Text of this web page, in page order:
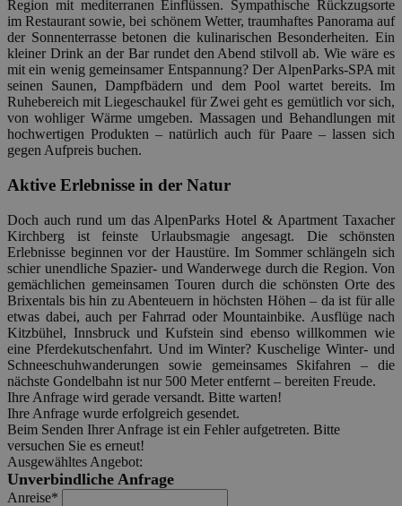
Region mit mediterranen Einflüssen. Sympathische Rückzugsorte
im Restaurant sowie, bei schönem Wetter, traumhaftes Panorama auf
der Sonnenterrasse betonen die kulinarischen Besonderheiten. Ein
kleiner Drink an der Bar rundet den Abend stilvoll ab. Wie wäre es
mit ein wenig gemeinsamer Entspannung? Der AlpenParks-SPA mit
seinen Saunen, Dampfbädern und dem Pool wartet bereits. Im
Ruhebereich mit Liegeschaukel für Zwei geht es gemütlich vor sich,
von wohliger Wärme umgeben. Massagen und Behandlungen mit
hochwertigen Produkten – natürlich auch für Paare – lassen sich
gegen Aufpreis buchen.
Aktive Erlebnisse in der Natur
Doch auch rund um das AlpenParks Hotel & Apartment Taxacher
Kirchberg ist feinste Urlaubsmagie angesagt. Die schönsten
Erlebnisse beginnen vor der Haustüre. Im Sommer schlängeln sich
schier unendliche Spazier- und Wanderwege durch die Region. Von
gemächlichen gemeinsamen Touren durch die schönsten Orte des
Brixentals bis hin zu Abenteuern in höchsten Höhen – da ist für alle
etwas dabei, auch per Fahrrad oder Mountainbike. Ausflüge nach
Kitzbühel, Innsbruck und Kufstein sind ebenso willkommen wie
eine Pferdekutschenfahrt. Und im Winter? Kuschelige Winter- und
Schneeschuhwanderungen sowie gemeinsames Skifahren – die
nächste Gondelbahn ist nur 500 Meter entfernt – bereiten Freude.
Ihre Anfrage wird gerade versandt. Bitte warten!
Ihre Anfrage wurde erfolgreich gesendet.
Beim Senden Ihrer Anfrage ist ein Fehler aufgetreten. Bitte
versuchen Sie es erneut!
Ausgewähltes Angebot:
Unverbindliche Anfrage
Anreise*